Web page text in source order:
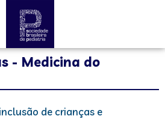
- Medicina do
de crianças e